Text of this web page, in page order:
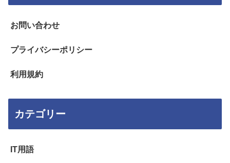
お問い合わせ
プライバシーポリシー
利用規約
カテゴリー
IT用語